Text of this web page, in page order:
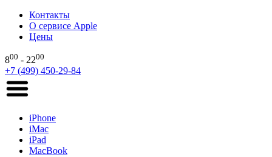
Контакты
О сервисе Apple
Цены
800 - 2200
+7 (499) 450-29-84
iPhone
iMac
iPad
MacBook